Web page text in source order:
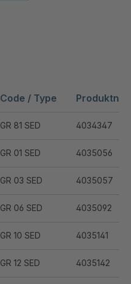
Code / Type
GR 81 SED 4034347
GR 01 SED 4035056
GR 03 SED 4035057
GR 06 SED 4035092
GR 10 SED 4035141
GR 12 SED 4035142